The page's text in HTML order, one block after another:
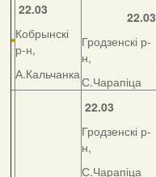
22.03
Кобрынскі
р-н,
А.Кальчанка
22.03
Гродзенскі р-
н,
С.Чарапіца
22.03
Гродзенскі р-
н,
С.Чарапіца